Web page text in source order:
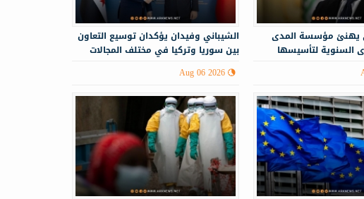
الشيباني وفيدان يؤكدان توسيع التعاون
بين سوريا وتركيا في مختلف المجالات
Aug 06 2026
يهنئ مؤسسة المدى
السنوية لتأسيسها